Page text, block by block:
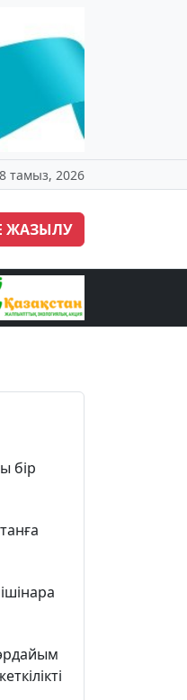
тамыз, 2026
ЖАЗЫЛУ
бір